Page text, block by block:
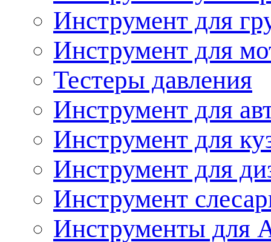
Инструмент для
Инструмент для
Тестеры давления
Инструмент для
Инструмент для
Инструмент для
Инструмент
Инструменты